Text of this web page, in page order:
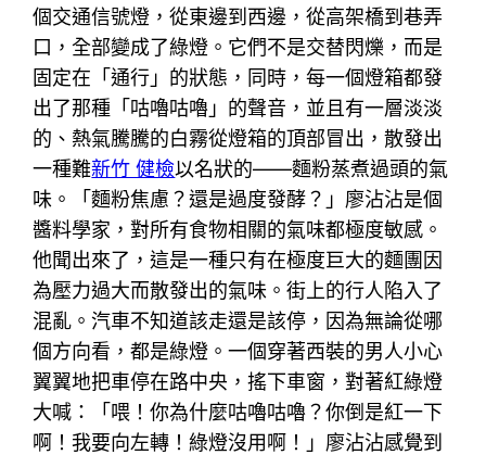
個交通信號燈，從東邊到西邊，從高架橋到巷弄
口，全部變成了綠燈。它們不是交替閃爍，而是
固定在「通行」的狀態，同時，每一個燈箱都發
出了那種「咕嚕咕嚕」的聲音，並且有一層淡淡
的、熱氣騰騰的白霧從燈箱的頂部冒出，散發出
一種難新竹 健檢以名狀的——麵粉蒸煮過頭的氣
味。「麵粉焦慮？還是過度發酵？」廖沾沾是個
醬料學家，對所有食物相關的氣味都極度敏感。
他聞出來了，這是一種只有在極度巨大的麵團因
為壓力過大而散發出的氣味。街上的行人陷入了
混亂。汽車不知道該走還是該停，因為無論從哪
個方向看，都是綠燈。一個穿著西裝的男人小心
翼翼地把車停在路中央，搖下車窗，對著紅綠燈
大喊：「喂！你為什麼咕嚕咕嚕？你倒是紅一下
啊！我要向左轉！綠燈沒用啊！」廖沾沾感覺到